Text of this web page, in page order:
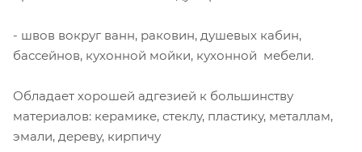
- швов вокруг ванн, раковин, душевых кабин,
бассейнов, кухонной мойки, кухонной мебели.
Обладает хорошей адгезией к большинству
материалов: керамике, стеклу, пластику, металлам,
эмали, дереву, кирпичу